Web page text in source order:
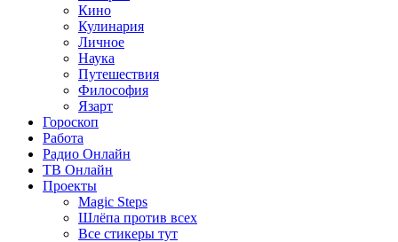
Кино
Кулинария
Личное
Наука
Путешествия
Философия
Язарт
Гороскоп
Работа
Радио Онлайн
ТВ Онлайн
Проекты
Magic Steps
Шлёпа против всех
Все стикеры тут